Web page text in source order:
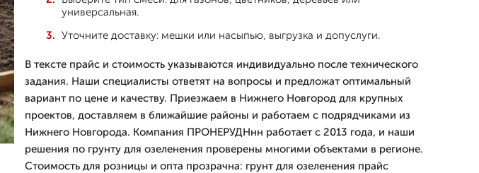
универсальная.
Уточните доставку: мешки или насыпью, выгрузка и допуслуги.
В тексте прайс и стоимость указываются индивидуально после технического
задания. Наши специалисты ответят на вопросы и предложат оптимальный
вариант по цене и качеству. Приезжаем в Нижнего Новгород для крупных
проектов, доставляем в ближайшие районы и работаем с подрядчиками из
Нижнего Новгорода. Компания ПРОНЕРУДНнн работает с 2013 года, и наши
решения по грунту для озеленения проверены многими объектами в регионе.
Стоимость для розницы и опта прозрачна: грунт для озеленения прайс